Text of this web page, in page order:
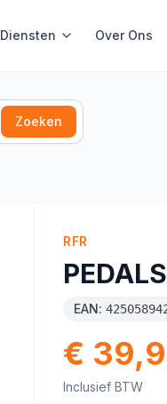
Diensten Over Ons
Zoeken
RFR
EAN:
€
Inclusief BTW